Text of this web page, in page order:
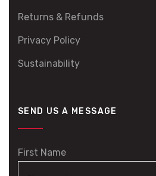
Returns & Refunds
Privacy Policy
Sustainability
SEND US A MESSAGE
First Name